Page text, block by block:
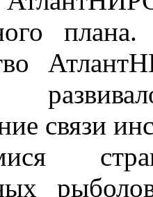
связи